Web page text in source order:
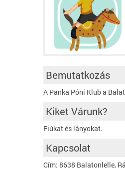
Bemutatkozás
A Panka Póni Klub a
Kiket Várunk?
Fiúkat és lányokat.
Kapcsolat
Cím: 8638 Balatonlelle,